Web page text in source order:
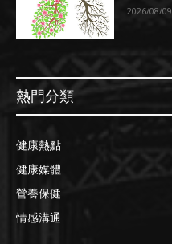
2026/08/09
熱門分類
健康熱點
健康媒體
營養保健
情感溝通